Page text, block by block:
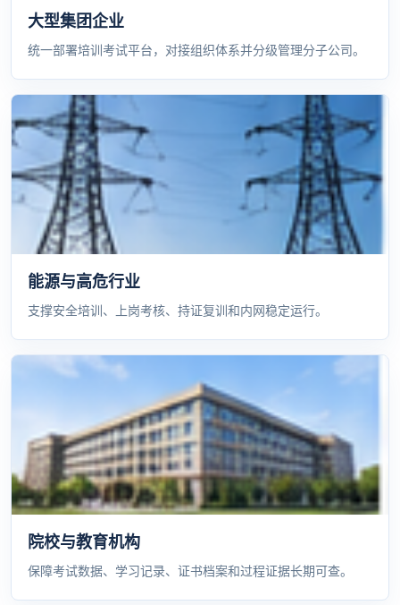
大型集团企业
统一部署培训考试平台，对接组织体系并分级管理分子公司。
能源与高危行业
支撑安全培训、上岗考核、持证复训和内网稳定运行。
院校与教育机构
保障考试数据、学习记录、证书档案和过程证据长期可查。